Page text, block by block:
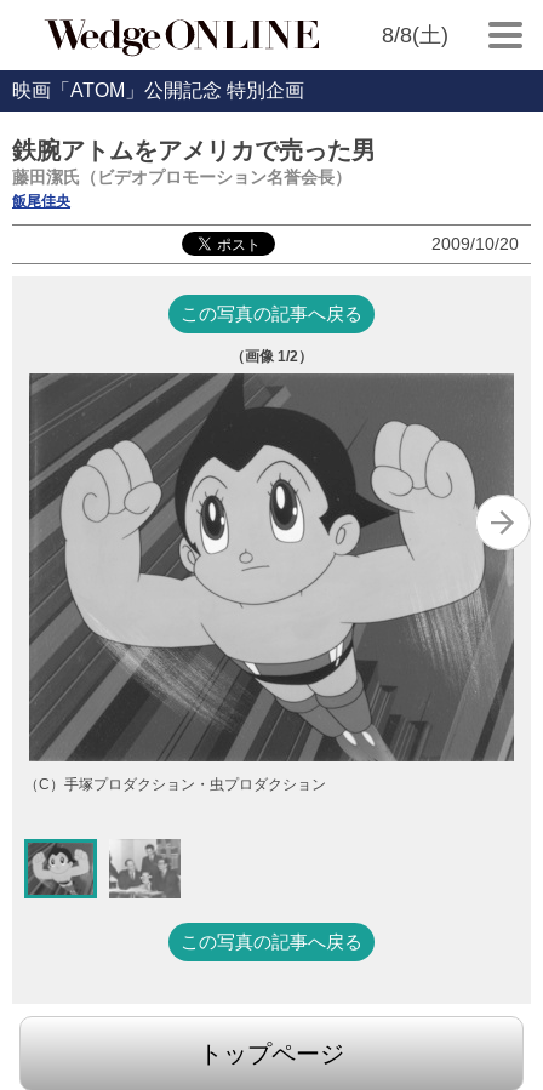
8/8(土)
映画「ATOM」公開記念 特別企画
鉄腕アトムをアメリカで売った男
藤田潔氏（ビデオプロモーション名誉会長）
飯尾佳央
2009/10/20
この写真の記事へ戻る
（画像 1/2）
（C）手塚プロダクション・虫プロダクション
この写真の記事へ戻る
トップページ